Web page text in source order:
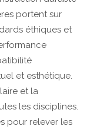
portent sur
éthiques et
et esthétique.
et la
les disciplines.
pour relever les